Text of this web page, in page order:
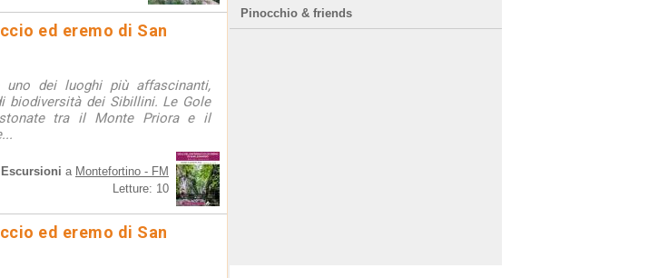
ed eremo di San
uno dei luoghi più affascinanti,
biodiversità dei Sibillini. Le Gole
tra il Monte Priora e il
Escursioni a Montefortino - FM
Letture: 10
ed eremo di San
Pinocchio & friends